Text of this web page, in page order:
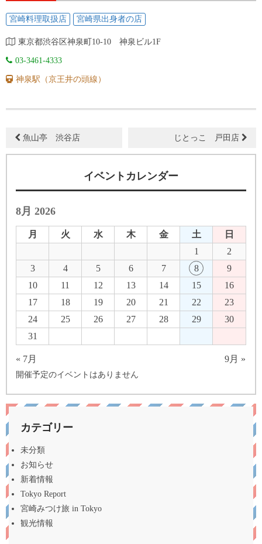
宮崎料理取扱店 宮崎県出身者の店
東京都渋谷区神泉町10-10 神泉ビル1F
03-3461-4333
神泉駅（京王井の頭線）
魚山亭 渋谷店 じとっこ 戸田店
イベントカレンダー
8月 2026
月 火 水 木 金 土
日
1
2
3
4 5 6 7 8
9
10
11 12 13 14 15
16
17
18 19 20 21 22
23
24
25 26 27 28 29
30
31
« 7月 9月 »
開催予定のイベントはありません
カテゴリー
未分類
お知らせ
新着情報
Tokyo Report
宮崎みつけ旅 in Tokyo
観光情報